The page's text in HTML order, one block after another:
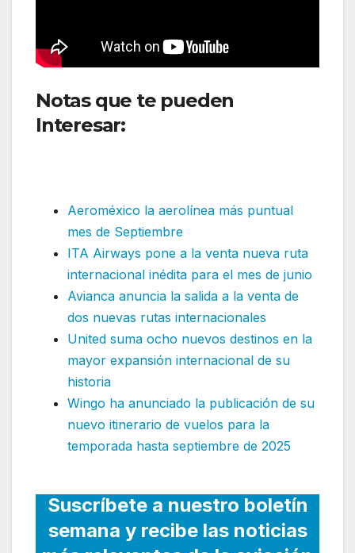
Notas que te pueden
Interesar:
Aeroméxico la aerolínea más puntual
mes de Septiembre
ITA Airways pone a la venta nueva ruta
internacional inédita para el mes de junio
Avianca anuncia la salida a la venta de
dos nuevas rutas internacionales
United suma ocho nuevos destinos en la
mayor expansión internacional de su
historia
Wingo ha anunciado la publicación de su
nuevo itinerario de vuelos para la
temporada hasta septiembre de 2025
Suscríbete a nuestro boletín
semana y recibe las noticias